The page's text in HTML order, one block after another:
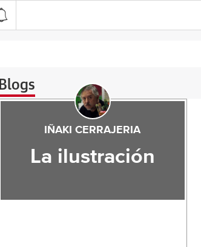
Blogs
IÑAKI CERRAJERIA
La ilustración